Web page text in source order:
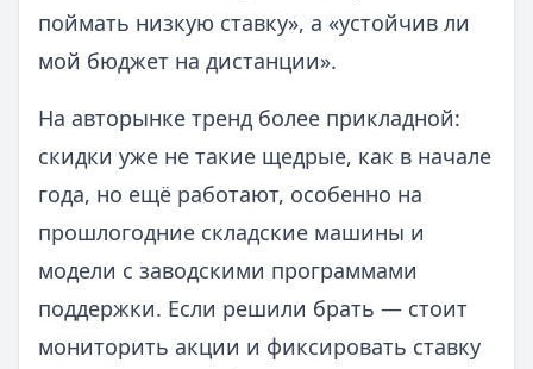
поймать низкую ставку», а «устойчив ли
мой бюджет на дистанции».
На авторынке тренд более прикладной:
скидки уже не такие щедрые, как в начале
года, но ещё работают, особенно на
прошлогодние складские машины и
модели с заводскими программами
поддержки. Если решили брать — стоит
мониторить акции и фиксировать ставку